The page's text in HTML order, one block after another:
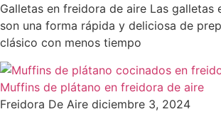
Galletas en freidora de aire Las galletas
son una forma rápida y deliciosa de
clásico con menos tiempo
Muffins de plátano en freidora de aire
Freidora De Aire diciembre 3, 2024